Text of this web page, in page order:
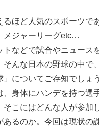
ほど人気のスポーツで
メジャーリーグetc…
トなどで試合やニュース
そんな日本の野球の中で
についてご存知でしょ
、身体にハンデを持つ選
そこにはどんな人が参加
あるのか。今回は現状の